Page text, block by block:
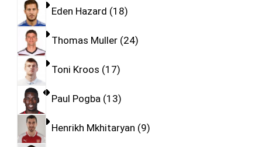
Eden Hazard 18
Thomas Muller 24
Toni Kroos 17
Paul Pogba 13
Henrikh Mkhitaryan 9